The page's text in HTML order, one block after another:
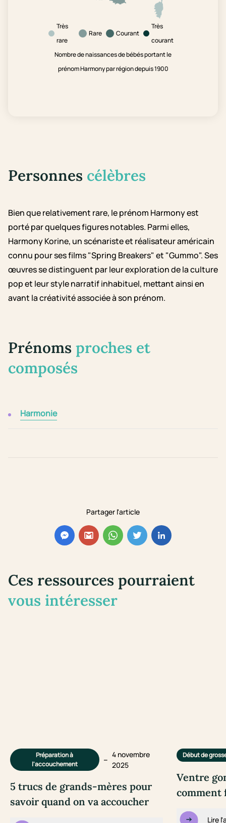
Partager l'article
Très
rare
Rare Courant
Très
courant
Nombre de naissances de bébés portant le
prénom Harmony par région depuis 1900
Personnes célèbres
Bien que relativement rare, le prénom Harmony est
porté par quelques figures notables. Parmi elles,
Harmony Korine, un scénariste et réalisateur américain
connu pour ses films "Spring Breakers" et "Gummo". Ses
œuvres se distinguent par leur exploration de la culture
pop et leur style narratif inhabituel, mettant ainsi en
avant la créativité associée à son prénom.
Prénoms proches et
composés
Harmonie
Ces ressources pourraient
vous intéresser
Préparation à
l'accouchement
– 4 novembre
2025
5 trucs de grands-mères pour
savoir quand on va accoucher
Début de
Ventre
comment
Lire